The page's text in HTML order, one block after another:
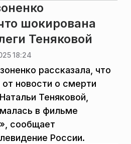
шокирована
Теняковой
18:24
рассказала, что
новости о смерти
Теняковой,
в фильме
сообщает
России.